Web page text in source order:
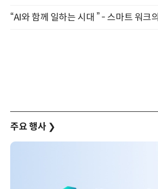
주요 행사 ❯